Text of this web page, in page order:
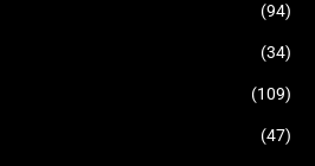
(94)
(34)
(109)
(47)